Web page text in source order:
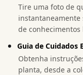
Tire uma foto de
instantaneamente
de conhecimentos
Guia de Cuidados
Obtenha
planta, desde a